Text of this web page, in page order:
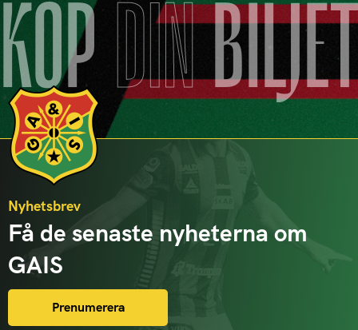
KÖPDIN
Nyhetsbrev
Få de senaste nyheterna om
GAIS
Prenumerera